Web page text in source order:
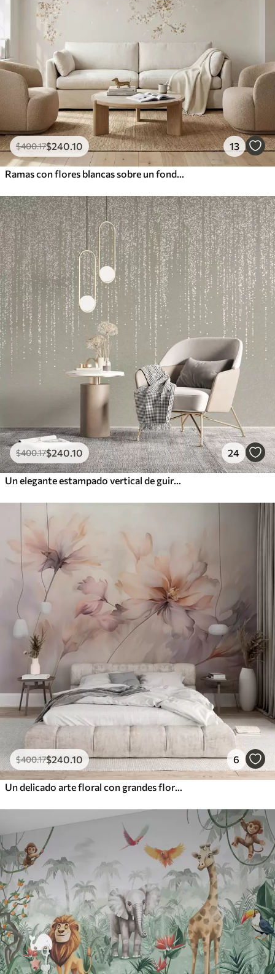
$400.17$240.10 13
Ramas con flores blancas sobre un fondo beige suave.
$400.17$240.10 24
Un elegante estampado vertical de guirnaldas punteadas sobre un fondo de textura beige, que crea una sensación de profundidad y movimiento
$400.17$240.10 6
Un delicado arte floral con grandes flores de colores pastel con pétalos translúcidos, tallos suaves y un suave fondo difuminado